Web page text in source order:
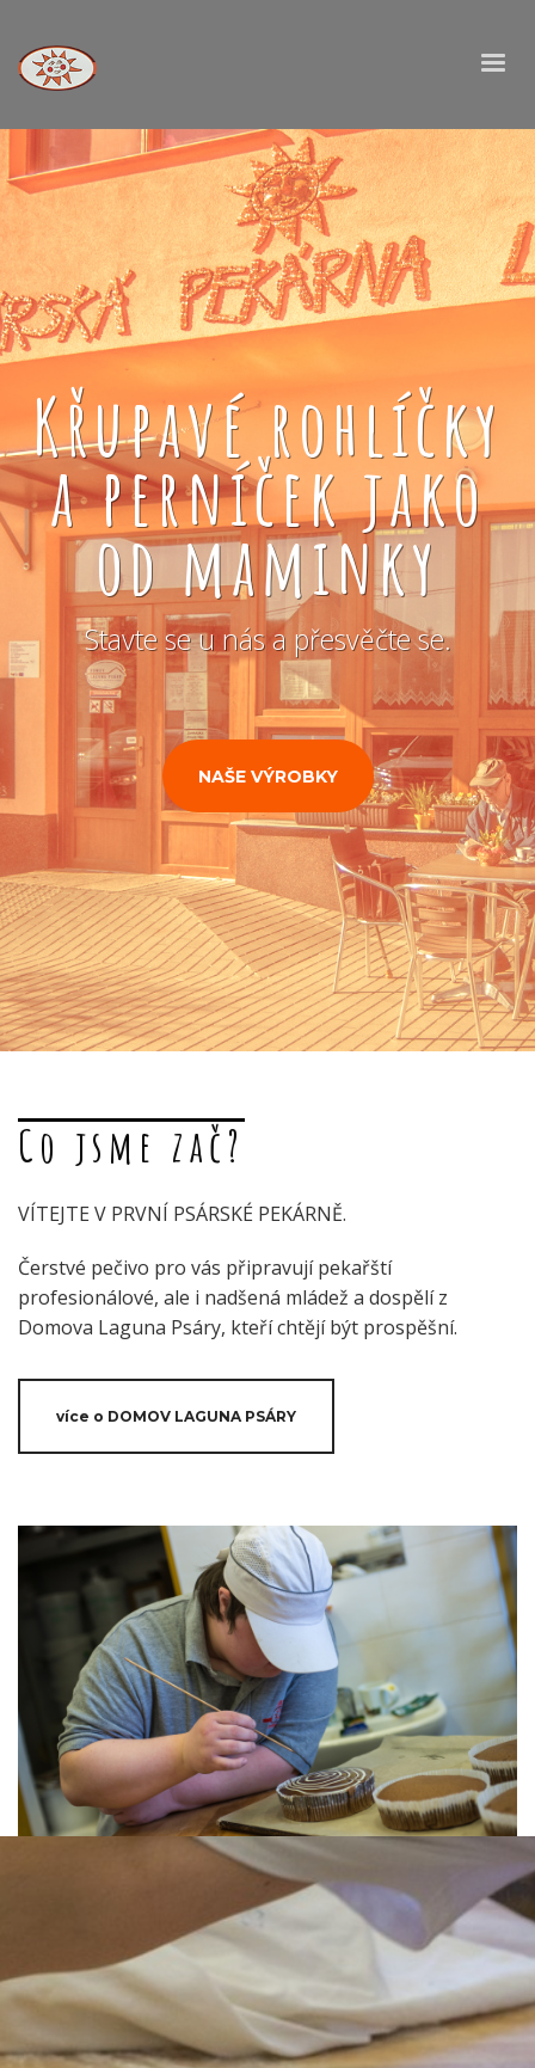
Křupavé rohlíčky
a perníček jako
od maminky
Stavte se u nás a přesvěčte se.
NAŠE VÝROBKY
Co jsme zač?
VÍTEJTE V PRVNÍ PSÁRSKÉ PEKÁRNĚ.
Čerstvé pečivo pro vás připravují pekařští
profesionálové, ale i nadšená mládež a dospělí z
Domova Laguna Psáry, kteří chtějí být prospěšní.
více o DOMOV LAGUNA PSÁRY